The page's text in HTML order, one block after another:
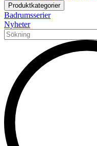
Produktkategorier
Badrumsserier
Nyheter